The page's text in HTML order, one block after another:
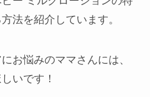
法を紹介しています。
お悩みのママさんには、
いです！